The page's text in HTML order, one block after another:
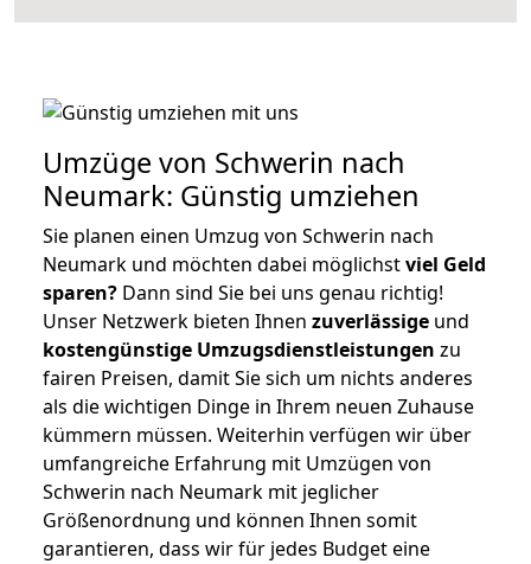
Umzüge von Schwerin nach
Neumark: Günstig umziehen
Sie planen einen Umzug von Schwerin nach
Neumark und möchten dabei möglichstviel Geld
sparen? Dann sind Sie bei uns genau richtig!
Unser Netzwerk bieten Ihnen zuverlässige und
kostengünstige Umzugsdienstleistungen zu
fairen Preisen, damit Sie sich um nichts anderes
als die wichtigen Dinge in Ihrem neuen Zuhause
kümmern müssen. Weiterhin verfügen wir über
umfangreiche Erfahrung mit Umzügen von
Schwerin nach Neumark mit jeglicher
Größenordnung und können Ihnen somit
garantieren, dass wir für jedes Budget eine